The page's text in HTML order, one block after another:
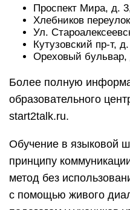
Проспект Мира, д.
Хлебников
Ул.
Кутузовский пр-т,
Ореховый бульвар,
Более полную
образовательного
start2talk.ru.
Обучение в языковой
принципу
метод без
с помощью живого